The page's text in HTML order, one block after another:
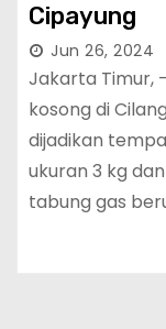
Cipayung
Jun 26, 2024
Jakarta Timur, -
kosong di
dijadikan
ukuran 3 kg
tabung gas